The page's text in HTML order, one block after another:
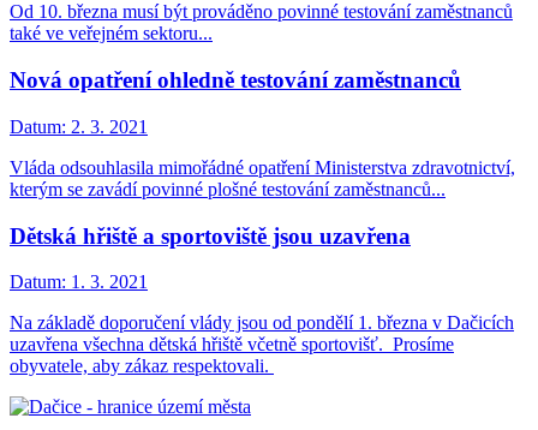
Od 10. března musí být prováděno povinné testování zaměstnanců
také ve veřejném sektoru...
Nová opatření ohledně testování zaměstnanců
Datum: 2. 3. 2021
Vláda odsouhlasila mimořádné opatření Ministerstva zdravotnictví,
kterým se zavádí povinné plošné testování zaměstnanců...
Dětská hřiště a sportoviště jsou uzavřena
Datum: 1. 3. 2021
Na základě doporučení vlády jsou od pondělí 1. března v Dačicích
uzavřena všechna dětská hřiště včetně sportovišť. Prosíme
obyvatele, aby zákaz respektovali.